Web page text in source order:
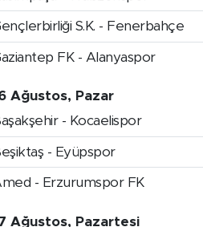
S.K. - Fenerbahçe
FK - Alanyaspor
Ağustos, Pazar
- Kocaelispor
- Eyüpspor
- Erzurumspor FK
Ağustos, Pazartesi